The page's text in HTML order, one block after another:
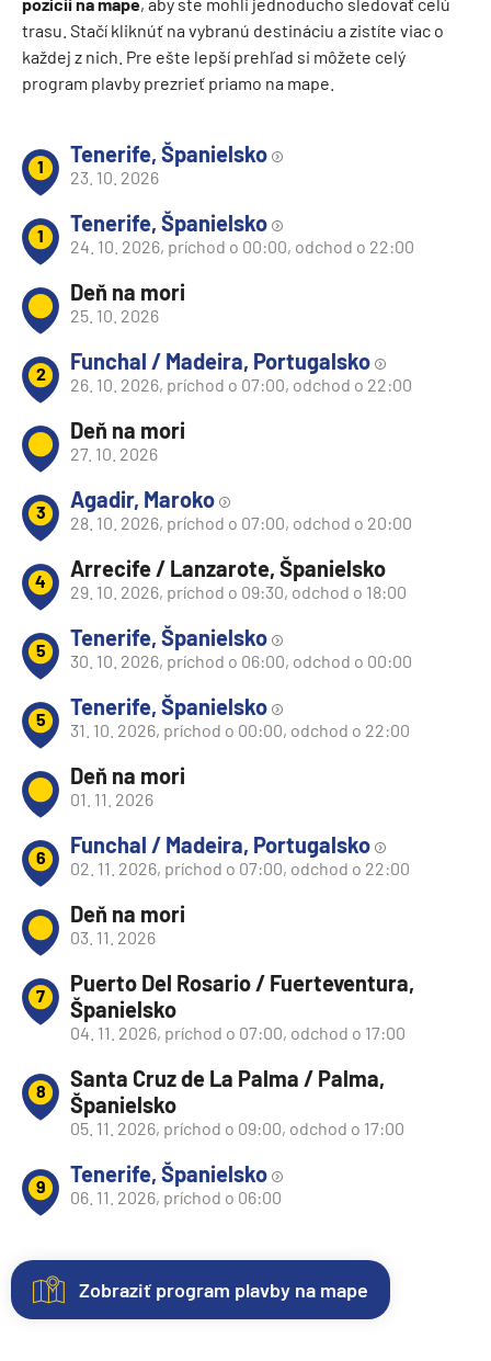
trasu. Stačí kliknúť na vybranú destináciu a zistíte viac o
každej z nich. Pre ešte lepší prehľad si môžete celý
program plavby prezrieť priamo na mape.
1 Tenerife, Španielsko
23. 10. 2026
1 Tenerife, Španielsko
24. 10. 2026, príchod o 00:00, odchod o 22:00
Deň na mori
25. 10. 2026
2 Funchal / Madeira, Portugalsko
26. 10. 2026, príchod o 07:00, odchod o 22:00
Deň na mori
27. 10. 2026
3 Agadir, Maroko
28. 10. 2026, príchod o 07:00, odchod o 20:00
4 Arrecife / Lanzarote, Španielsko
29. 10. 2026, príchod o 09:30, odchod o 18:00
5 Tenerife, Španielsko
30. 10. 2026, príchod o 06:00, odchod o 00:00
5 Tenerife, Španielsko
31. 10. 2026, príchod o 00:00, odchod o 22:00
Deň na mori
01. 11. 2026
6 Funchal / Madeira, Portugalsko
02. 11. 2026, príchod o 07:00, odchod o 22:00
Deň na mori
03. 11. 2026
7
Puerto Del Rosario / Fuerteventura,
Španielsko
04. 11. 2026, príchod o 07:00, odchod o 17:00
8
Santa Cruz de La Palma / Palma,
Španielsko
05. 11. 2026, príchod o 09:00, odchod o 17:00
9 Tenerife, Španielsko
06. 11. 2026, príchod o 06:00
Zobraziť program plavby na mape